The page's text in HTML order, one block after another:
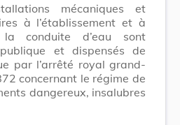
mécaniques et
à l’établissement et à
la conduite d’eau sont
et dispensés de
par l’arrêté royal grand-
concernant le régime de
dangereux, insalubres